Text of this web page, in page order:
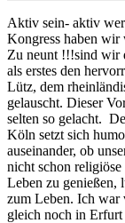
Aktiv sein- aktiv
Kongress haben
Zu neunt !!!sind wir
als erstes den
Lütz, dem
gelauscht. Dieser
selten so gelacht.
Köln setzt sich
auseinander, ob
nicht schon
Leben zu genießen,
zum Leben. Ich war
gleich noch in